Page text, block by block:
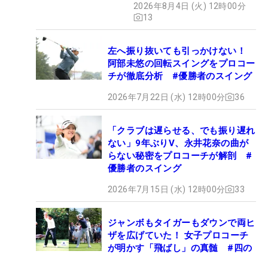
2026年8月4日 (火) 12時00分
13
左へ振り抜いても引っかけない！
阿部未悠の回転スイングをプロコー
チが徹底分析 #優勝者のスイング
2026年7月22日 (水) 12時00分 36
「クラブは遅らせる、でも振り遅れ
ない」9年ぶりV、永井花奈の曲が
らない秘密をプロコーチが解剖 #
優勝者のスイング
2026年7月15日 (水) 12時00分 33
ジャンボもタイガーもダウンで両ヒ
ザを広げていた！ 女子プロコーチ
が明かす「飛ばし」の真髄 #四の